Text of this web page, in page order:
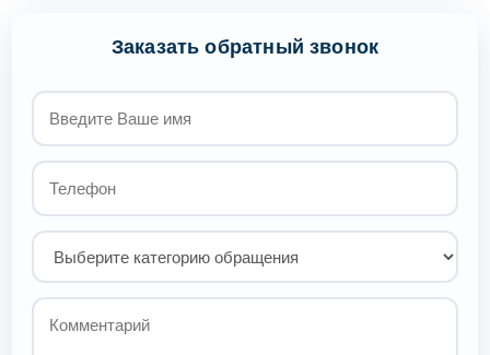
Заказать обратный звонок